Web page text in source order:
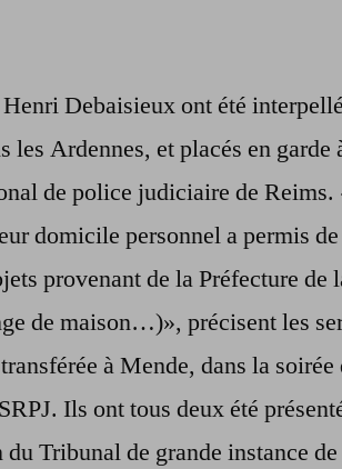
Debaisieux ont été
les Ardennes, et placés en
de police judiciaire de
domicile personnel a permis
provenant de la Préfecture de
de maison…)», précisent les
à Mende, dans la
Ils ont tous deux été
Tribunal de grande instance